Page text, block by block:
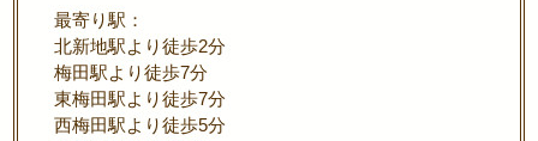
最寄り駅：
北新地駅より徒歩2分
梅田駅より徒歩7分
東梅田駅より徒歩7分
西梅田駅より徒歩5分